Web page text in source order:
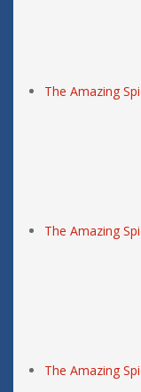
The Amazing
The Amazing
The Amazing